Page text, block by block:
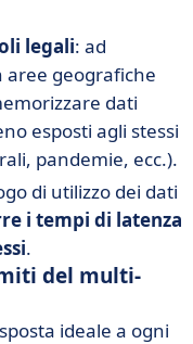
legali: ad
aree geografiche
dati
esposti agli stessi
pandemie, ecc.).
di utilizzo dei dati
i tempi di latenza
.
del multi-
ideale a ogni